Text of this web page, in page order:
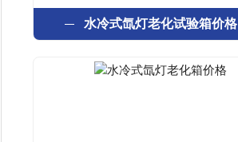
水冷式氙灯老化试验箱价格